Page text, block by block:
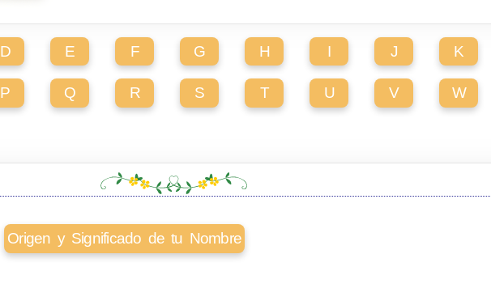
D E F G H I J K
P Q R S T U V W
Origen y Significado de tu Nombre